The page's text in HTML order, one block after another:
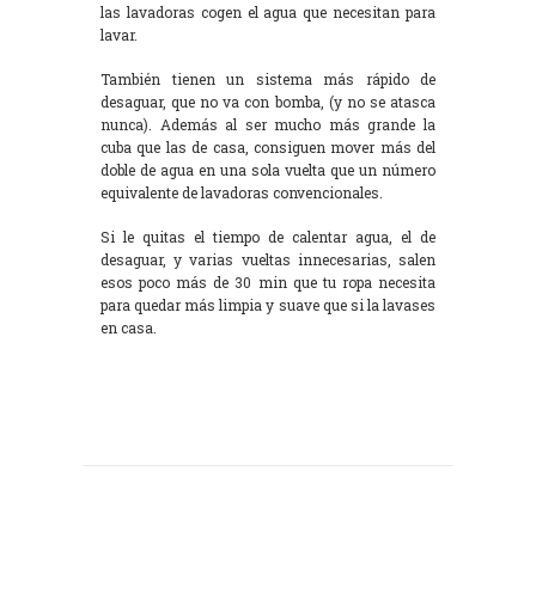
las lavadoras cogen el agua que necesitan para
lavar.
También tienen un sistema más rápido de
desaguar, que no va con bomba, (y no se atasca
nunca). Además al ser mucho más grande la
cuba que las de casa, consiguen mover más del
doble de agua en una sola vuelta que un número
equivalente de lavadoras convencionales.
Si le quitas el tiempo de calentar agua, el de
desaguar, y varias vueltas innecesarias, salen
esos poco más de 30 min que tu ropa necesita
para quedar más limpia y suave que si la lavases
en casa.